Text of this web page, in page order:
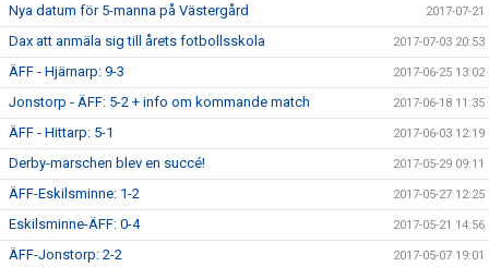
Nya datum för 5-manna på Västergård 2017-07-21
Dax att anmäla sig till årets fotbollsskola 2017-07-03 20:53
ÄFF - Hjärnarp: 9-3 2017-06-25 13:02
Jonstorp - ÄFF: 5-2 + info om kommande match 2017-06-18 11:35
ÄFF - Hittarp: 5-1 2017-06-03 12:19
Derby-marschen blev en succé! 2017-05-29 09:11
ÄFF-Eskilsminne: 1-2 2017-05-27 12:25
Eskilsminne-ÄFF: 0-4 2017-05-21 14:56
ÄFF-Jonstorp: 2-2 2017-05-07 19:01